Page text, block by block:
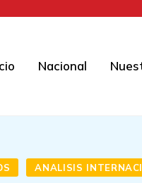
Nacional
ANALISIS